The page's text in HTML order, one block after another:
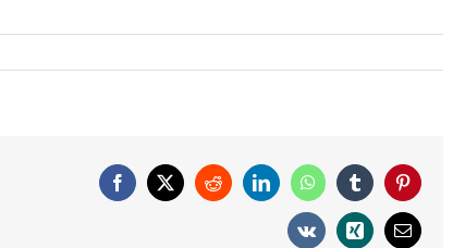
Facebook
X RedditLinkedInWhatsAppTumblrPinterest
Vk Xing
Correo